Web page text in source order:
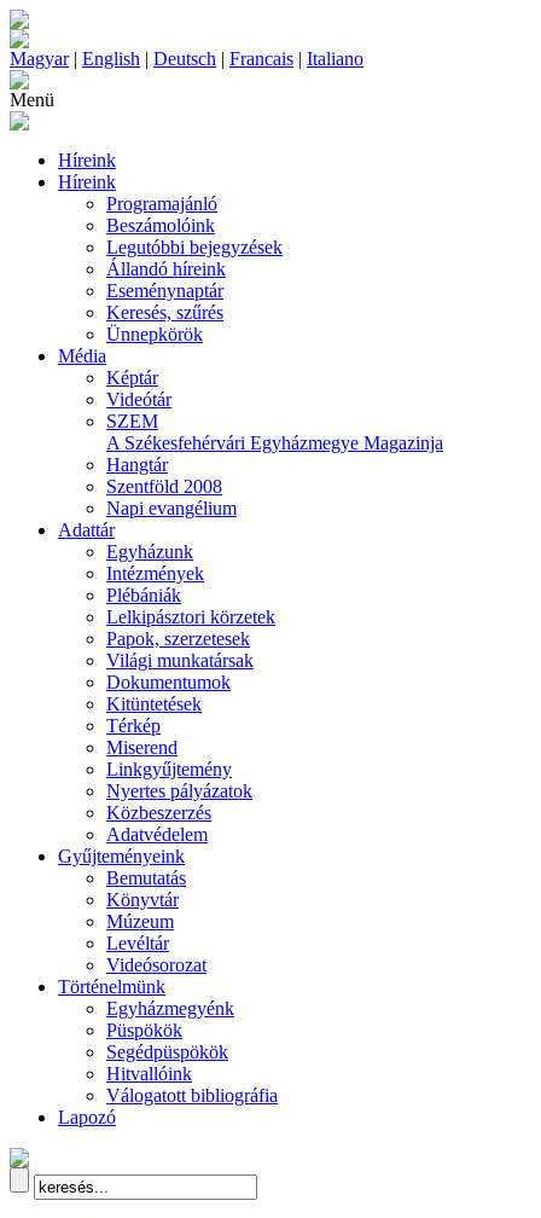
Magyar| English | Deutsch | Francais | Italiano
Menü
Híreink
Híreink
Programajánló
Beszámolóink
Legutóbbi bejegyzések
Állandó híreink
Eseménynaptár
Keresés, szűrés
Ünnepkörök
Média
Képtár
Videótár
SZEM
A Székesfehérvári Egyházmegye Magazinja
Hangtár
Szentföld 2008
Napi evangélium
Adattár
Egyházunk
Intézmények
Plébániák
Lelkipásztori körzetek
Papok, szerzetesek
Világi munkatársak
Dokumentumok
Kitüntetések
Térkép
Miserend
Linkgyűjtemény
Nyertes pályázatok
Közbeszerzés
Adatvédelem
Gyűjteményeink
Bemutatás
Könyvtár
Múzeum
Levéltár
Videósorozat
Történelmünk
Egyházmegyénk
Püspökök
Segédpüspökök
Hitvallóink
Válogatott bibliográfia
Lapozó